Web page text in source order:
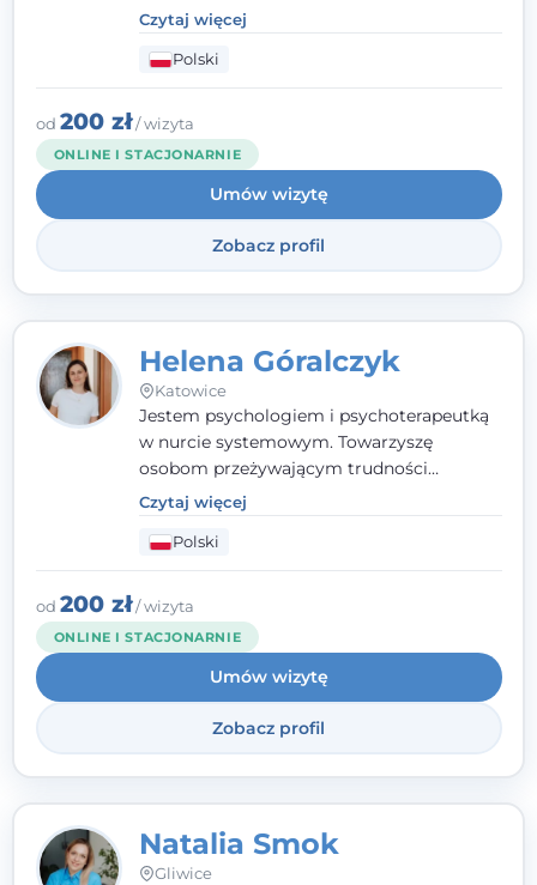
indywidualnej oraz nastolatkom od 15. roku
życia. Zależy mi, by naprawdę usłyszeć, z
czym do mnie przychodzisz, i dobrać
sposób pracy do Ciebie - bez gotowych
schematów i bez oceniania.
Czytaj więcej
Polski
od 200 zł/ wizyta
ONLINE I STACJONARNIE
Umów wizytę
Zobacz profil
Helena Góralczyk
Katowice
Jestem psychologiem i psychoterapeutką
w nurcie systemowym. Towarzyszę
osobom przeżywającym trudności
emocjonalne, relacyjne albo znajdującym
się w kryzysie. Liczy się dla mnie
autentyczna, oparta na zaufaniu relacja
oraz przestrzeń, w której każdy poczuje się
wysłuchany i potraktowany z szacunkiem.
Czytaj więcej
Polski
od 200 zł/ wizyta
ONLINE I STACJONARNIE
Umów wizytę
Zobacz profil
Natalia Smok
Gliwice